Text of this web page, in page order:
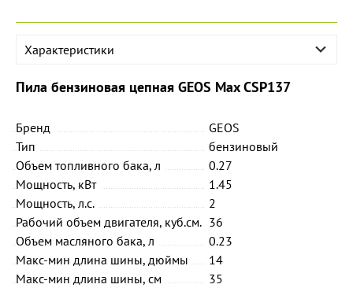
Характеристики
Пила бензиновая цепная GEOS Max CSP137
Бренд
GEOS
Тип
бензиновый
Объем топливного бака, л
0.27
Мощность, кВт
1.45
Мощность, л.с.
2
Рабочий объем двигателя, куб.см. 36
Объем масляного бака, л
0.23
Макс-мин длина шины, дюймы
14
Макс-мин длина шины, см
35